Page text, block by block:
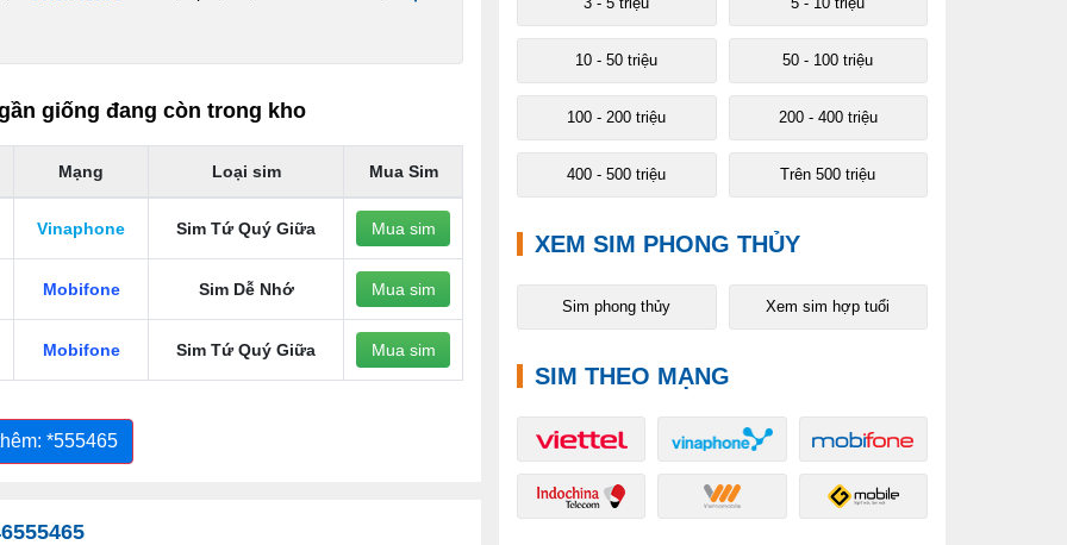
giống đang còn trong kho
Mạng Loại sim Mua Sim
Vinaphone Sim Tứ Quý Giữa Mua sim
Mobifone Sim Dễ Nhớ Mua sim
Mobifone Sim Tứ Quý Giữa Mua sim
*555465
10 - 50 triệu 50 - 100 triệu
100 - 200 triệu 200 - 400 triệu
400 - 500 triệu Trên 500 triệu
XEM SIM PHONG THỦY
Sim phong thủy Xem sim hợp tuổi
SIM THEO MẠNG